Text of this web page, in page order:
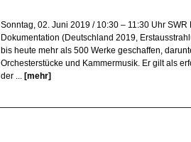
Sonntag, 02. Juni 2019 / 10:30 – 11:30 Uhr SWR
Dokumentation (Deutschland 2019,
bis heute mehr als 500 Werke geschaffen,
Orchesterstücke und Kammermusik. Er gilt als
der ... [mehr]